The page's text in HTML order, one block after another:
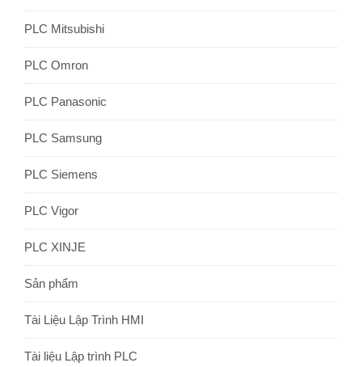
PLC Mitsubishi
PLC Omron
PLC Panasonic
PLC Samsung
PLC Siemens
PLC Vigor
PLC XINJE
Sản phẩm
Tài Liệu Lập Trình HMI
Tài liệu Lập trình PLC